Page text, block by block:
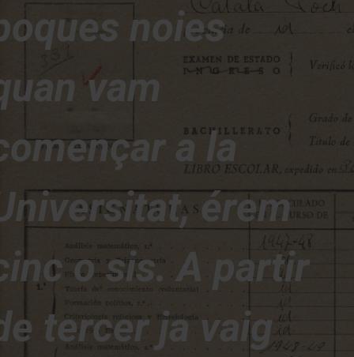
noies
vam
a la
érem
o sis. A partir
tercer ja vaig